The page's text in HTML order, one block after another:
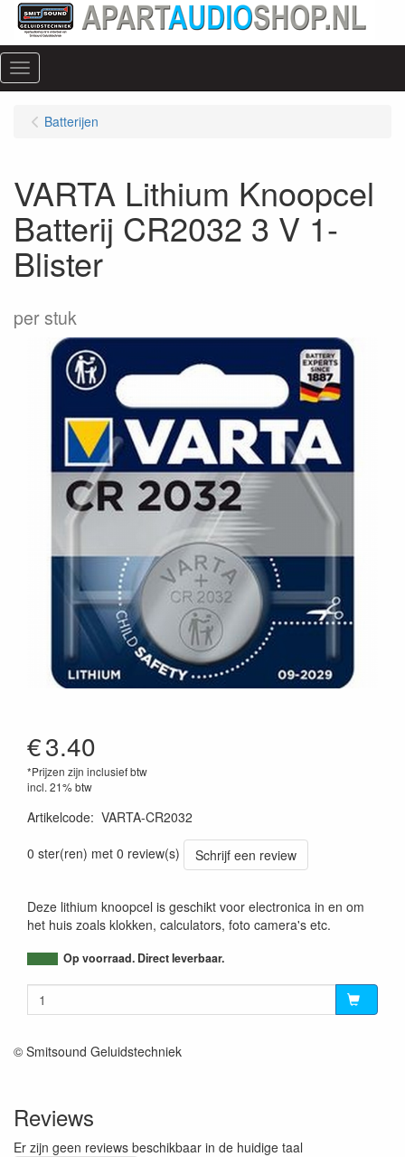
Menu
Batterijen
VARTA Lithium Knoopcel
Batterij CR2032 3 V 1-
Blister
per stuk
€3.40
*Prijzen zijn inclusief btw
incl. 21% btw
Artikelcode: VARTA-CR2032
0 ster(ren) met 0 review(s)
Schrijf een review
Deze lithium knoopcel is geschikt voor electronica in en om
het huis zoals klokken, calculators, foto camera's etc.
Op voorraad. Direct leverbaar.
© Smitsound Geluidstechniek
Reviews
Er zijn geen reviews beschikbaar in de huidige taal